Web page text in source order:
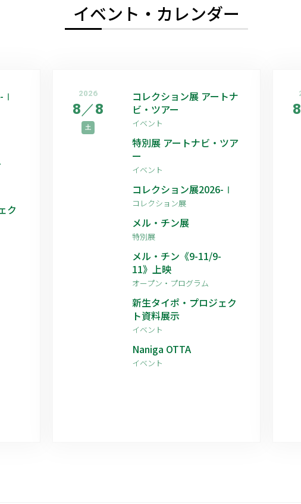
イベント・カレンダー
Ⅰ
ク
2026
8／8
土
コレクション展 アートナ
ビ・ツアー
イベント
特別展 アートナビ・ツア
ー
イベント
コレクション展2026-Ⅰ
コレクション展
メル・チン展
特別展
メル・チン《9-11/9-
11》上映
オープン・プログラム
新生タイポ・プロジェク
ト資料展示
イベント
Naniga OTTA
イベント
8